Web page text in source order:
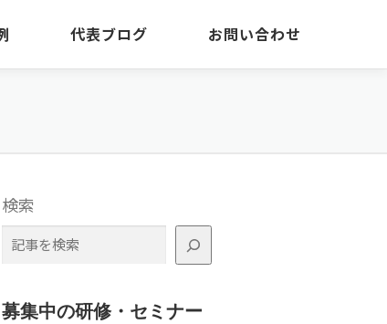
代表ブログ お問い合わせ
検索
募集中の研修・セミナー